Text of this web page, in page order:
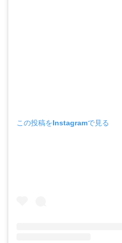
この投稿をInstagramで見る